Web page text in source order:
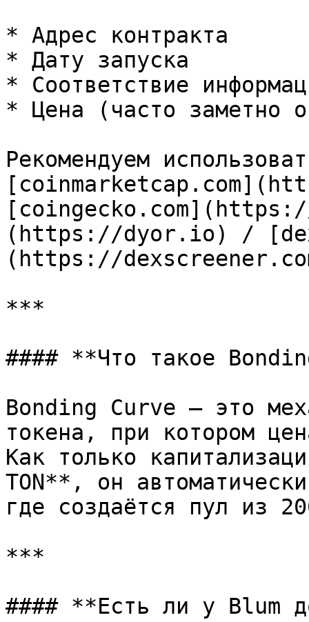
* Адрес контракта
* Дату запуска
* Соответствие
* Цена (часто заметно
Рекомендуем
(https://dyor.io) /
(https://
***
#### **Что такое
Bonding Curve — это
токена, при котором
Как только
TON**, он
где создаётся пул из
***
#### **Есть ли у Blum